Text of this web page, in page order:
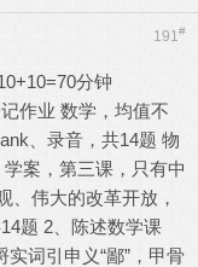
191#
分钟
作业 数学，均值不
、录音，共14题 物
案，第三课，只有中
、伟大的改革开放，
题 2、陈述数学课
词引申义“鄙”，甲骨